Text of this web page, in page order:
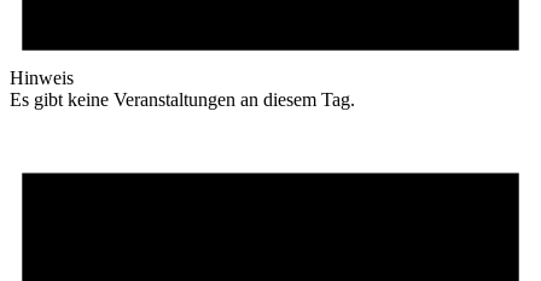
Hinweis
Es gibt keine Veranstaltungen an diesem Tag.